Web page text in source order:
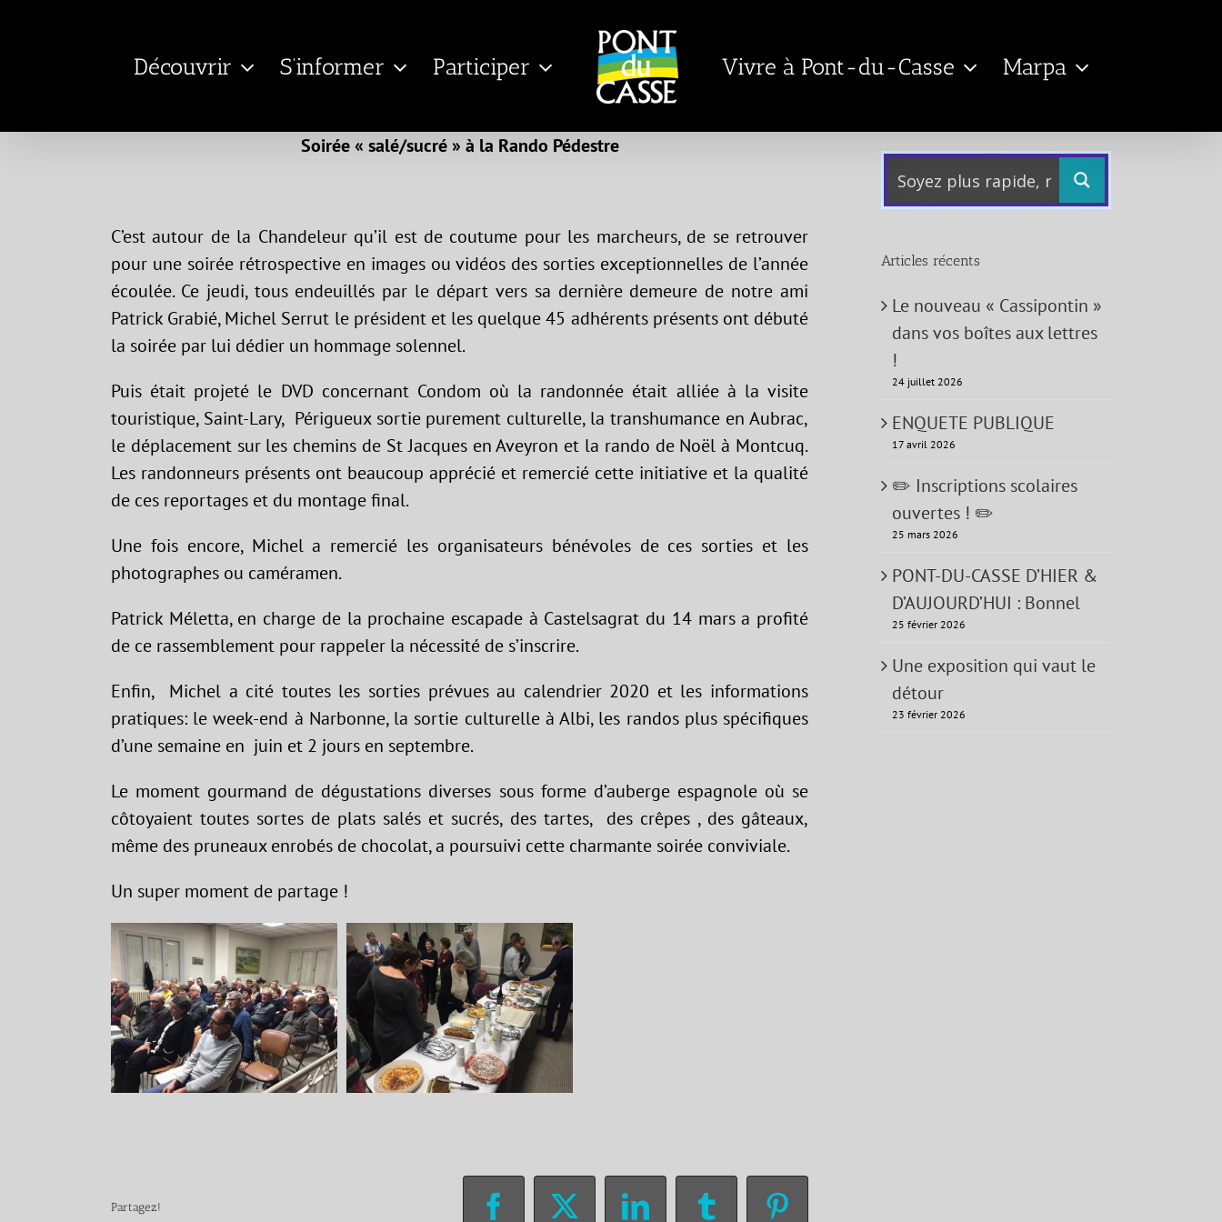
Découvrir S’informer Participer Vivre à Pont-du-Casse Marpa
Soirée « salé/sucré » à la Rando Pédestre
C’est autour de la Chandeleur qu’il est de coutume pour les marcheurs, de se retrouver
pour une soirée rétrospective en images ou vidéos des sorties exceptionnelles de l’année
écoulée. Ce jeudi, tous endeuillés par le départ vers sa dernière demeure de notre ami
Patrick Grabié, Michel Serrut le président et les quelque 45 adhérents présents ont débuté
la soirée par lui dédier un hommage solennel.
Puis était projeté le DVD concernant Condom où la randonnée était alliée à la visite
touristique, Saint-Lary, Périgueux sortie purement culturelle, la transhumance en Aubrac,
le déplacement sur les chemins de St Jacques en Aveyron et la rando de Noël à Montcuq.
Les randonneurs présents ont beaucoup apprécié et remercié cette initiative et la qualité
de ces reportages et du montage final.
Une fois encore, Michel a remercié les organisateurs bénévoles de ces sorties et les
photographes ou caméramen.
Patrick Méletta, en charge de la prochaine escapade à Castelsagrat du 14 mars a profité
de ce rassemblement pour rappeler la nécessité de s’inscrire.
Enfin, Michel a cité toutes les sorties prévues au calendrier 2020 et les informations
pratiques: le week-end à Narbonne, la sortie culturelle à Albi, les randos plus spécifiques
d’une semaine en juin et 2 jours en septembre.
Le moment gourmand de dégustations diverses sous forme d’auberge espagnole où se
côtoyaient toutes sortes de plats salés et sucrés, des tartes, des crêpes , des gâteaux,
même des pruneaux enrobés de chocolat, a poursuivi cette charmante soirée conviviale.
Un super moment de partage !
Partagez!
Articles récents
Le nouveau « Cassipontin »
dans vos boîtes aux lettres
!
24 juillet 2026
ENQUETE PUBLIQUE
17 avril 2026
✏️ Inscriptions scolaires
ouvertes ! ✏️
25 mars 2026
PONT-DU-CASSE D’HIER &
D’AUJOURD’HUI : Bonnel
25 février 2026
Une exposition qui vaut le
détour
23 février 2026